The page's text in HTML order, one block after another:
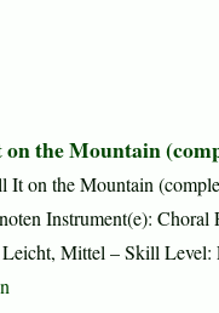
the Mountain
It on the Mountain
Instrument(e): Choral
Mittel – Skill Level:
on the Mountain